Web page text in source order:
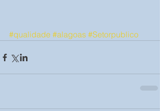
#qualidade #alagoas #Setorpublico